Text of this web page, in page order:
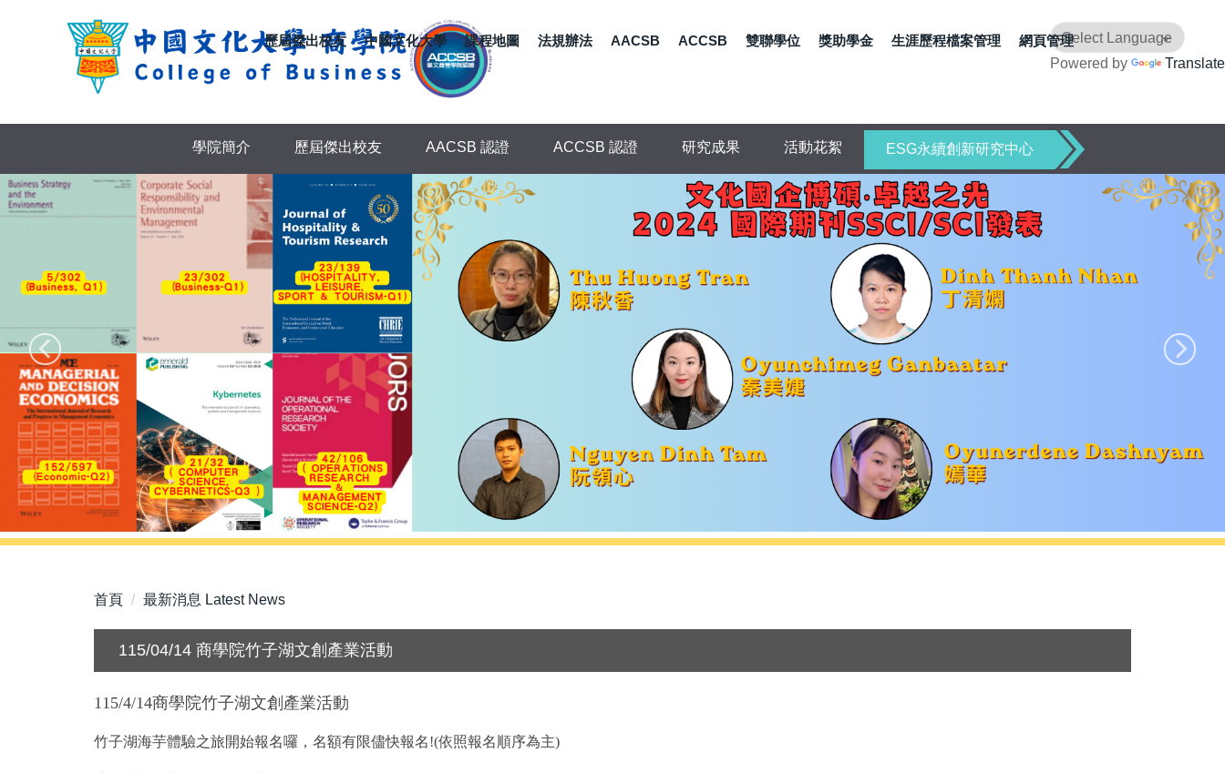
容
Powered by Translate
歷屆傑出校友 中國文化大學 課程地圖 法規辦法 AACSB ACCSB 雙聯學位 獎助學金 生涯歷程檔案管理 網頁管理
學院簡介 歷屆傑出校友 AACSB 認證 ACCSB 認證 研究成果 活動花絮 ESG永續創新研究中心
首頁 最新消息 Latest News
115/04/14 商學院竹子湖文創產業活動
115/4/14商學院竹子湖文創產業活動
竹子湖海芋體驗之旅開始報名囉，名額有限儘快報名!(依照報名順序為主)